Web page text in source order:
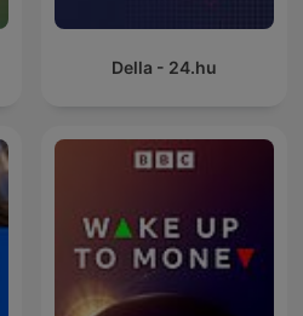
Della - 24.hu